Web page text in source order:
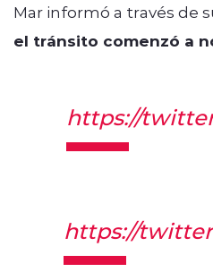
Mar informó a través de
el tránsito comenzó a
https://
https://